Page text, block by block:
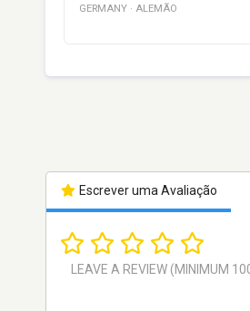
GERMANY · ALEMÃO
Escrever uma Avaliação